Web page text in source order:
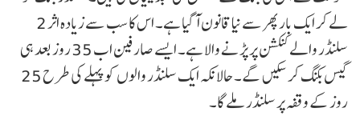
لے کر ایک بار پھر سے نیا قانون آ گیا ہے۔ اس کا سب سے زیادہ اثر 2
سلنڈر والے کنکشن پر پڑنے والا ہے۔ ایسے صارفین اب 35 روز بعد ہی
گیس بکنگ کر سکیں گے۔ حالانکہ ایک سلنڈر والوں کو پہلے کی طرح 25
روز کے وقفہ پر سلنڈر ملے گا۔